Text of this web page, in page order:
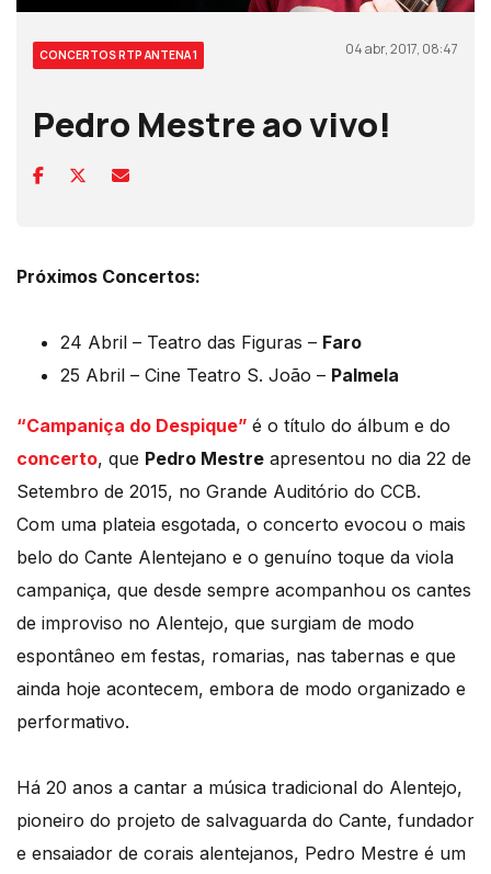
CONCERTOS RTP ANTENA 1 04 abr, 2017, 08:47
Pedro Mestre ao vivo!
Próximos Concertos:
24 Abril – Teatro das Figuras – Faro
25 Abril – Cine Teatro S. João – Palmela
“Campaniça do Despique” é o título do álbum e do
concerto, que Pedro Mestre apresentou no dia 22 de
Setembro de 2015, no Grande Auditório do CCB.
Com uma plateia esgotada, o concerto evocou o mais
belo do Cante Alentejano e o genuíno toque da viola
campaniça, que desde sempre acompanhou os cantes
de improviso no Alentejo, que surgiam de modo
espontâneo em festas, romarias, nas tabernas e que
ainda hoje acontecem, embora de modo organizado e
performativo.
Há 20 anos a cantar a música tradicional do Alentejo,
pioneiro do projeto de salvaguarda do Cante, fundador
e ensaiador de corais alentejanos, Pedro Mestre é um